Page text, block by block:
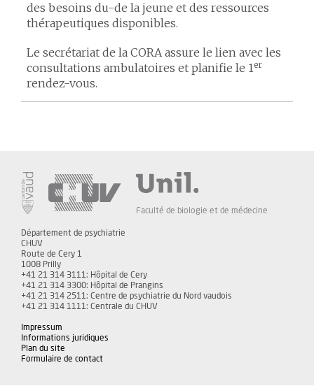
des besoins du-de la jeune et des ressources
thérapeutiques disponibles.
Le secrétariat de la CORA assure le lien avec les
consultations ambulatoires et planifie le 1er
rendez-vous.
Faculté de biologie et de médecine
Département de psychiatrie
CHUV
Route de Cery 1
1008 Prilly
+41 21 314 3111: Hôpital de Cery
+41 21 314 3300: Hôpital de Prangins
+41 21 314 2511: Centre de psychiatrie du Nord vaudois
+41 21 314 1111: Centrale du CHUV
Impressum
Informations juridiques
Plan du site
Formulaire de contact